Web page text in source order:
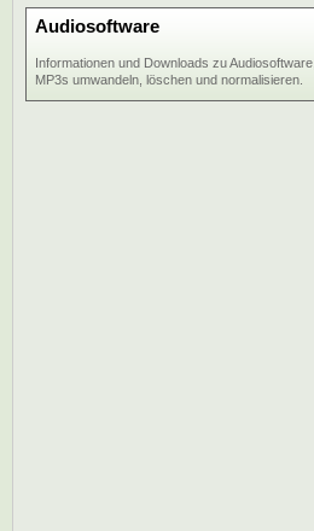
Audiosoftware
Informationen und Downloads zu Audiosoftware,
MP3s umwandeln, löschen und normalisieren.